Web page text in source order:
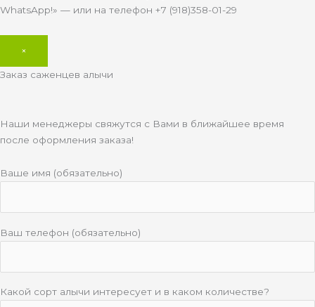
WhatsApp!» — или на телефон +7 (918)358-01-29
×
Заказ саженцев алычи
Наши менеджеры свяжутся с Вами в ближайшее время
после оформления заказа!
Ваше имя (обязательно)
Ваш телефон (обязательно)
Какой сорт алычи интересует и в каком количестве?